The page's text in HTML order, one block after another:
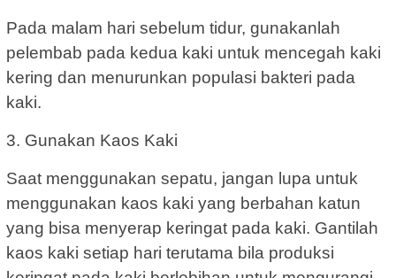
Pada malam hari sebelum tidur, gunakanlah
pelembab pada kedua kaki untuk mencegah kaki
kering dan menurunkan populasi bakteri pada
kaki.
3. Gunakan Kaos Kaki
Saat menggunakan sepatu, jangan lupa untuk
menggunakan kaos kaki yang berbahan katun
yang bisa menyerap keringat pada kaki. Gantilah
kaos kaki setiap hari terutama bila produksi